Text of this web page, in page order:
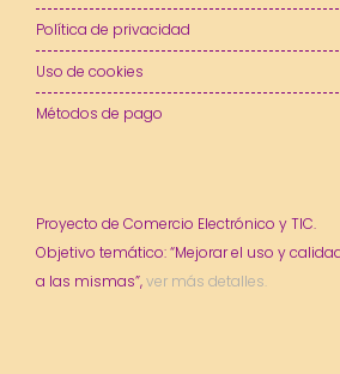
Política de privacidad
Uso de cookies
Métodos de pago
Proyecto de Comercio Electrónico y TIC.
Objetivo temático: “Mejorar el uso y
a las mismas”,ver más detalles.